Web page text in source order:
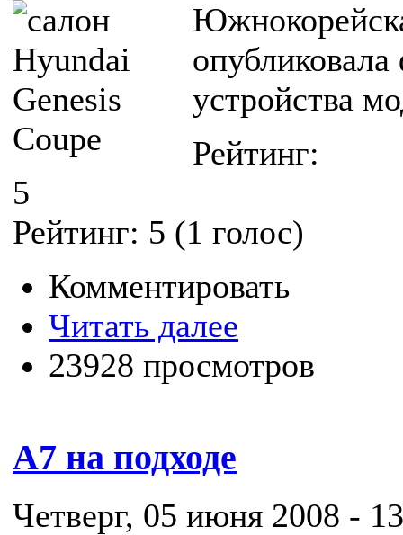
устройства
Рейтинг:
5
Рейтинг: 5 (1 голос)
Комментировать
Читать далее
23928 просмотров
А7 на подходе
Четверг, 05 июня 2008 -